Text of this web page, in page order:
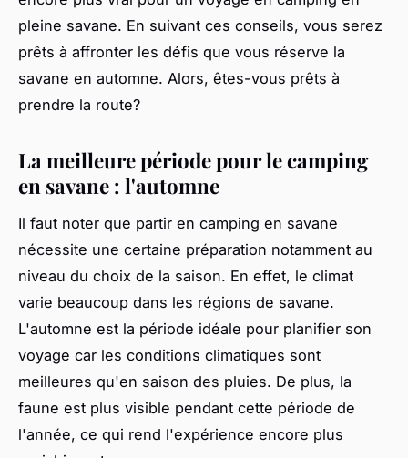
pleine savane. En suivant ces conseils, vous serez
prêts à affronter les défis que vous réserve la
savane en automne. Alors, êtes-vous prêts à
prendre la route?
La meilleure période pour le camping
en savane : l'automne
Il faut noter que partir en camping en savane
nécessite une certaine préparation notamment au
niveau du choix de la saison. En effet, le climat
varie beaucoup dans les régions de savane.
L'automne est la période idéale pour planifier son
voyage car les conditions climatiques sont
meilleures qu'en saison des pluies. De plus, la
faune est plus visible pendant cette période de
l'année, ce qui rend l'expérience encore plus